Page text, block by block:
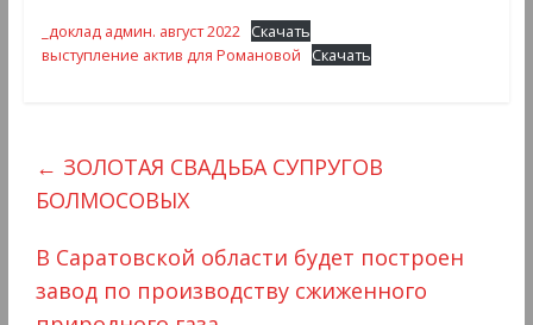
_доклад админ. август 2022
Скачать
выступление актив для Романовой
Скачать
← ЗОЛОТАЯ СВАДЬБА СУПРУГОВ
БОЛМОСОВЫХ
В Саратовской области будет построен
завод по производству сжиженного